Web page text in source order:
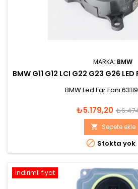
MARKA: BMW
BMW G11 G12 LCI G22 G23 G26 LED
BMW Led Far Fanı
Fiyat
₺5.179,20
fiyat
 Sepete ekle
 Stokta yok
İndirimli fiyat